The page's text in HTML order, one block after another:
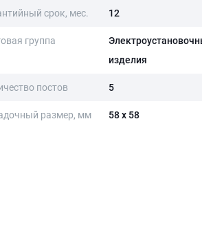
срок, мес. 12
группа
изделия
постов 5
размер, мм 58 х 58